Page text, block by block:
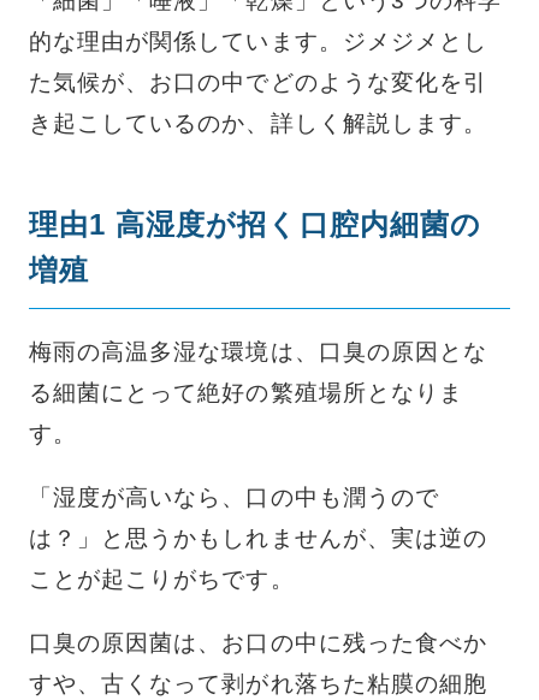
的な理由が関係しています。ジメジメとし
た気候が、お口の中でどのような変化を引
き起こしているのか、詳しく解説します。
理由1 高湿度が招く口腔内細菌の
増殖
梅雨の高温多湿な環境は、口臭の原因とな
る細菌にとって絶好の繁殖場所となりま
す。
「湿度が高いなら、口の中も潤うので
は？」と思うかもしれませんが、実は逆の
ことが起こりがちです。
口臭の原因菌は、お口の中に残った食べか
すや、古くなって剥がれ落ちた粘膜の細胞